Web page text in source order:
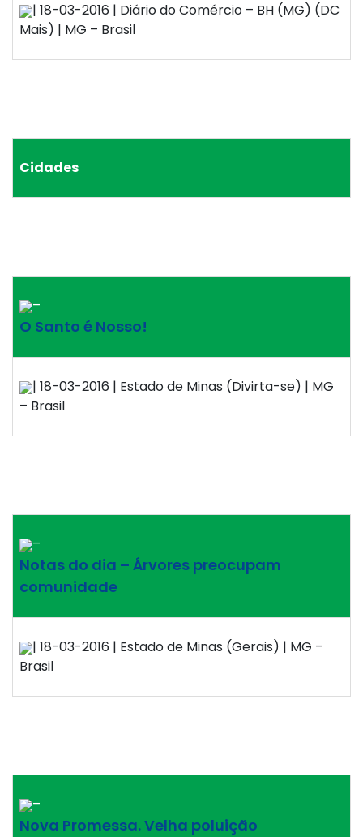
| 18-03-2016 | Diário do Comércio – BH (MG) (DC
Mais) | MG – Brasil
Cidades
–
O Santo é Nosso!
| 18-03-2016 | Estado de Minas (Divirta-se) | MG
– Brasil
–
Notas do dia – Árvores preocupam
comunidade
| 18-03-2016 | Estado de Minas (Gerais) | MG –
Brasil
–
Nova Promessa. Velha poluição